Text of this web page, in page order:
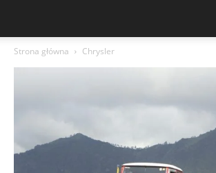
Strona główna Chrysler